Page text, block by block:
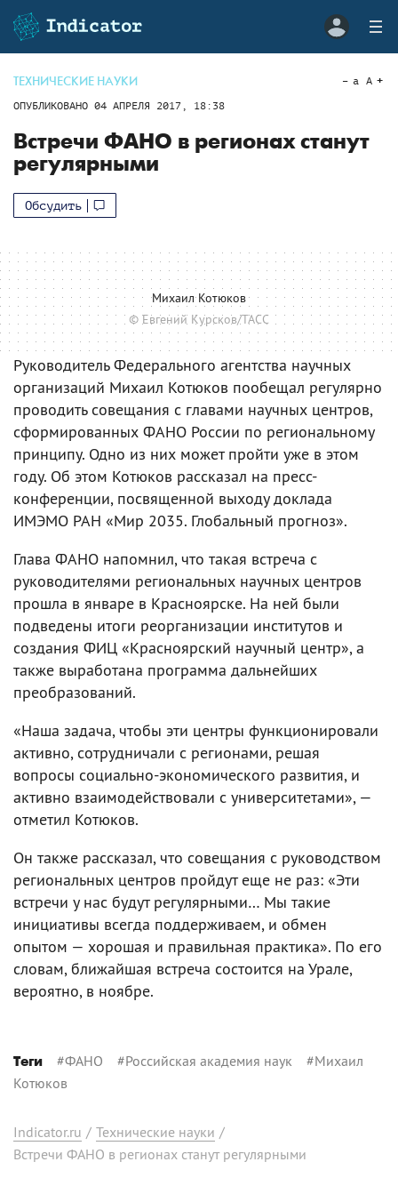
ТЕХНИЧЕСКИЕ НАУКИ
ОПУБЛИКОВАНО 04 АПРЕЛЯ 2017, 18:38
a A
Встречи ФАНО в регионах станут
регулярными
Обсудить
Михаил Котюков
© Евгений Курсков/ТАСС
Руководитель Федерального агентства научных
организаций Михаил Котюков пообещал регулярно
проводить совещания с главами научных центров,
сформированных ФАНО России по региональному
принципу. Одно из них может пройти уже в этом
году. Об этом Котюков рассказал на пресс-
конференции, посвященной выходу доклада
ИМЭМО РАН «Мир 2035. Глобальный прогноз».
Глава ФАНО напомнил, что такая встреча с
руководителями региональных научных центров
прошла в январе в Красноярске. На ней были
подведены итоги реорганизации институтов и
создания ФИЦ «Красноярский научный центр», а
также выработана программа дальнейших
преобразований.
«Наша задача, чтобы эти центры функционировали
активно, сотрудничали с регионами, решая
вопросы социально-экономического развития, и
активно взаимодействовали с университетами», —
отметил Котюков.
Он также рассказал, что совещания с руководством
региональных центров пройдут еще не раз: «Эти
встречи у нас будут регулярными… Мы такие
инициативы всегда поддерживаем, и обмен
опытом — хорошая и правильная практика». По его
словам, ближайшая встреча состоится на Урале,
вероятно, в ноябре.
Теги #ФАНО #Российская академия наук #Михаил
Котюков
Indicator.ru / Технические науки /
Встречи ФАНО в регионах станут регулярными